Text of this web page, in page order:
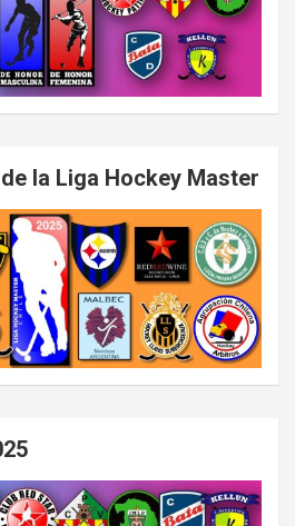
la Liga Hockey Master